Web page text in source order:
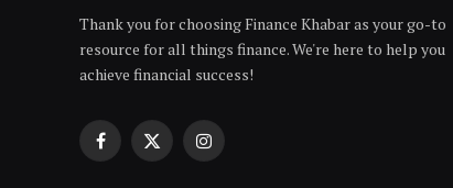
Thank you for choosing Finance Khabar as your go-to
resource for all things finance. We're here to help you
achieve financial success!
Facebook
X
Instagram